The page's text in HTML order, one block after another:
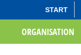
START
ORGANISATION